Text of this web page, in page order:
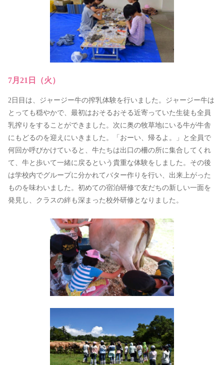
7月21日（火）
2日目は、ジャージー牛の搾乳体験を行いました。ジャージー牛は
とっても穏やかで、最初はおそるおそる近寄っていた生徒も全員
乳搾りをすることができました。次に奥の牧草地にいる牛が牛舎
にもどるのを迎えにいきました。「おーい、帰るよ。」と全員で
何回か呼びかけていると、牛たちは出口の柵の所に集合してくれ
て、牛と歩いて一緒に戻るという貴重な体験をしました。その後
は学校内でグループに分かれてバター作りを行い、出来上がった
ものを味わいました。初めての宿泊研修で友だちの新しい一面を
発見し、クラスの絆も深まった校外研修となりました。